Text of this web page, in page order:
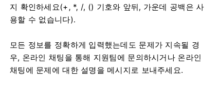
지 확인하세요(+, *, /, () 기호와 앞뒤, 가운데 공백은 사
용할 수 없습니다).
모든 정보를 정확하게 입력했는데도 문제가 지속될 경
우, 온라인 채팅을 통해 지원팀에 문의하시거나 온라인
채팅에 문제에 대한 설명을 메시지로 보내주세요.